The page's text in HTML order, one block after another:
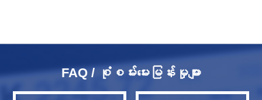
FAQ / စုံစမ်းမေးမြန်းမှုများ